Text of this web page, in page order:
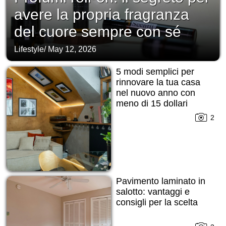
avere la propria fragranza
del cuore sempre con sé
Lifestyle/ May 12, 2026
5 modi semplici per
rinnovare la tua casa
nel nuovo anno con
meno di 15 dollari
2
Pavimento laminato in
salotto: vantaggi e
consigli per la scelta